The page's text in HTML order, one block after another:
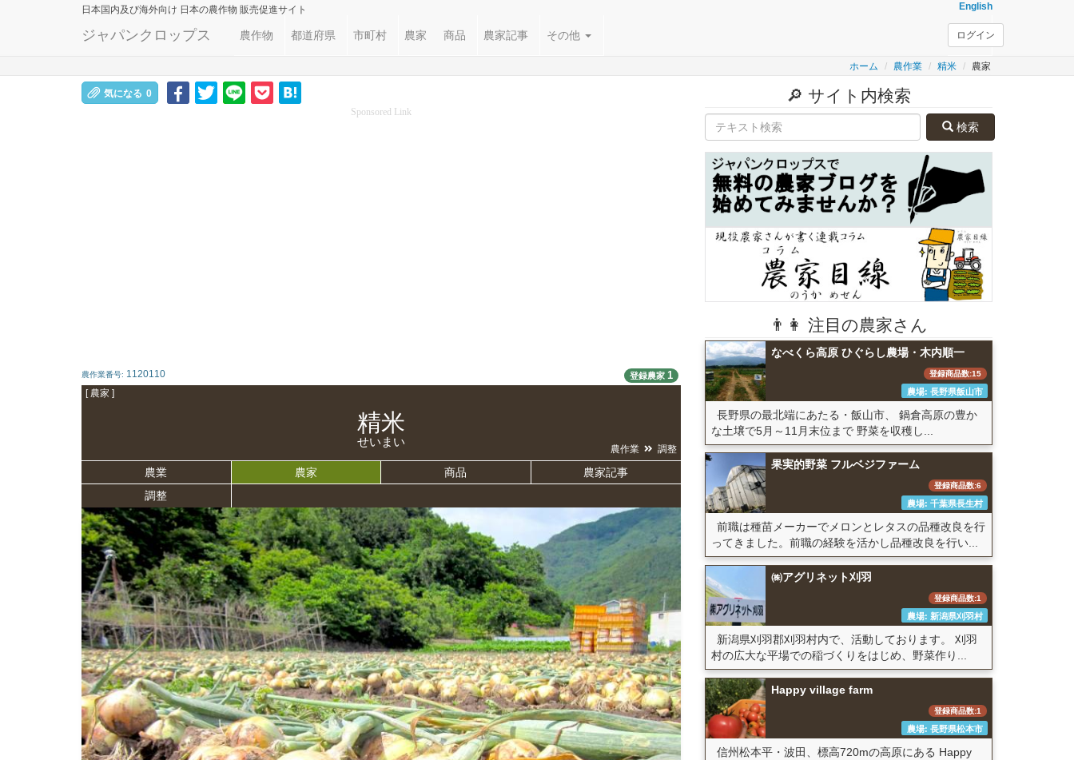
日本国内及び海外向け 日本の農作物 販売促進サイト English
ジャパンクロップス 農作物 都道府県 市町村 農家 商品 農家記事 その他 ログイン
ホーム 農作業 精米 農家
気になる 0
Sponsored Link
農作業番号: 1120110 登録農家 1
[ 農家 ]
精米
せいまい
農作業 調整
農業 農家 商品
農家記事
調整
🔎 サイト内検索
検索
👨👩 注目の農家さん
なべくら高原 ひぐらし農場・木内順一
登録商品数:15
農場: 長野県飯山市
長野県の最北端にあたる・飯山市、 鍋倉高原の豊か
な土壌で5月～11月末位まで 野菜を収穫し...
果実的野菜 フルベジファーム
登録商品数:6
農場: 千葉県長生村
前職は種苗メーカーでメロンとレタスの品種改良を行
ってきました。前職の経験を活かし品種改良を行い...
㈱アグリネット刈羽
登録商品数:1
農場: 新潟県刈羽村
新潟県刈羽郡刈羽村内で、活動しております。 刈羽
村の広大な平場での稲づくりをはじめ、野菜作り...
Happy village farm
登録商品数:1
農場: 長野県松本市
信州松本平・波田、標高720mの高原にある Happy